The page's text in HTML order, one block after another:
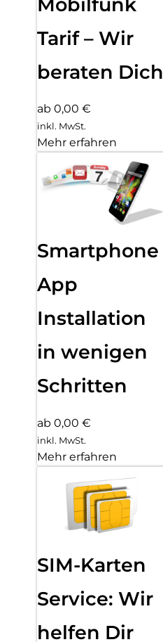
Tarif – Wir
beraten Dich
ab 0,00 €
inkl. MwSt.
Mehr erfahren
Smartphone
App
Installation
in wenigen
Schritten
ab 0,00 €
inkl. MwSt.
Mehr erfahren
SIM-Karten
Service: Wir
helfen Dir